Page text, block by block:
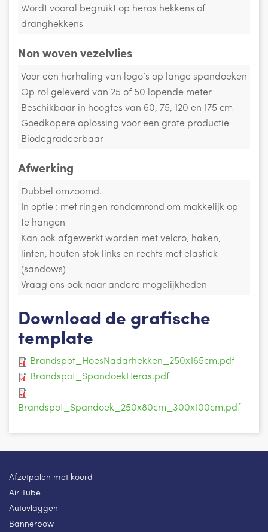
Wordt vooral begruikt op heras hekkens of
dranghekkens
Non woven vezelvlies
Voor een herhaling van logo’s op lange spandoeken
Op rol geleverd van 25 of 50 lopende meter
Beschikbaar in hoogtes van 60, 75, 120 en 175 cm
Goedkopere oplossing voor een grote productie
Biodegradeerbaar
Afwerking
Dubbel omzoomd.
In optie : met ringen rondomrond om makkelijk op
te hangen
Kan ook afgewerkt worden met velcro, haken,
linten, houten stok links en rechts met elastiek
(sandows)
Vraag ons ook naar andere mogelijkheden
Download de grafische
template
Brandspot_HoesNadarhekken_250x165cm.pdf
Brandspot_SpandoekHeras.pdf
Brandspot_Spandoek_250x80cm_300x100cm.pdf
Afzetpalen met koord
Air Tube
Autovlaggen
Bannerbow